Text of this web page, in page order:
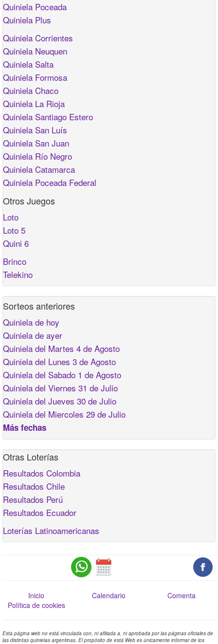
Quiniela Poceada
Quiniela Plus
Quiniela Corrientes
Quiniela Neuquen
Quiniela Salta
Quiniela Formosa
Quiniela Chaco
Quiniela La Rioja
Quiniela Santiago Estero
Quiniela San Luís
Quiniela San Juan
Quiniela Río Negro
Quiniela Catamarca
Quiniela Poceada Federal
Otros Juegos
Loto
Loto 5
Quini 6
Brinco
Telekino
Sorteos anteriores
Quiniela de hoy
Quiniela de ayer
Quiniela del Martes 4 de Agosto
Quiniela del Lunes 3 de Agosto
Quiniela del Sabado 1 de Agosto
Quiniela del Viernes 31 de Julio
Quiniela del Jueves 30 de Julio
Quiniela del Miercoles 29 de Julio
Más fechas
Otras Loterías
Resultados Colombia
Resultados Chile
Resultados Perú
Resultados Ecuador
Loterías Latinoamericanas
Inicio Calendario
Comenta
Política de cookies
Esta página web no está vinculada con, ni afiliada a, ni aprobada por las páginas oficiales de
las distintas quinielas argentinas. El propósito de está Web es únicamente informar de los